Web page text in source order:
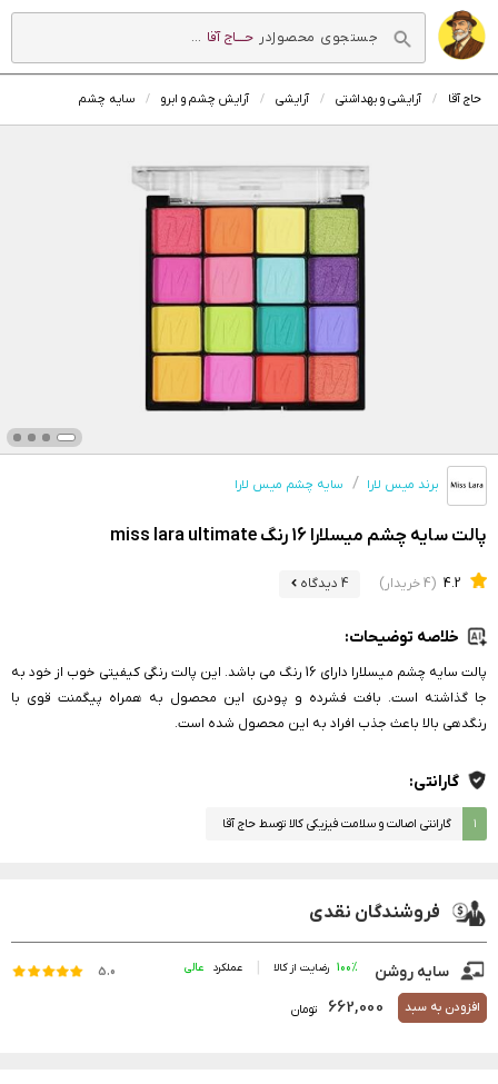
در حــــاج آقا ...
حاج آقا آرایشی و بهداشتی آرایشی آرایش چشم و ابرو سایه چشم
برند میس لارا سایه چشم میس لارا
پالت سایه چشم میسلارا 16 رنگ miss lara ultimate
4.2 (4 خریدار) 4 دیدگاه
خلاصه توضیحات:
پالت سایه چشم میسلارا دارای 16 رنگ می باشد. این پالت رنگی کیفیتی خوب از خود به
جا گذاشته است. بافت فشرده و پودری این محصول به همراه پیگمنت قوی با
رنگدهی بالا باعث جذب افراد به این محصول شده است.
گارانتی:
۱ گارانتی اصالت و سلامت فیزیکی کالا توسط حاج آقا
فروشندگان نقدی
سایه روشن 5.0 100% رضایت از کالا عملکرد
افزودن به سبد تومان 662,000